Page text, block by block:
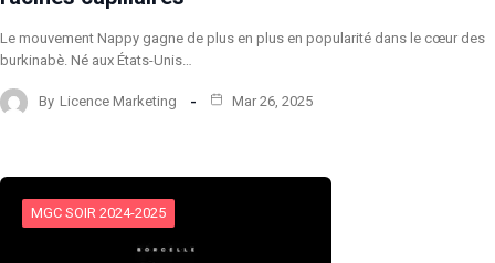
Le mouvement Nappy gagne de plus en plus en popularité dans le cœur des
burkinabè. Né aux États-Unis…
By Licence Marketing Mar 26, 2025
MGC SOIR 2024-2025